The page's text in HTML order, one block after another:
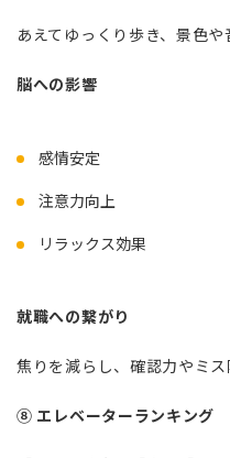
あえてゆっくり歩き、景色や
脳への影響
感情安定
注意力向上
リラックス効果
就職への繋がり
焦りを減らし、確認力やミス
⑧ エレベーターランキング